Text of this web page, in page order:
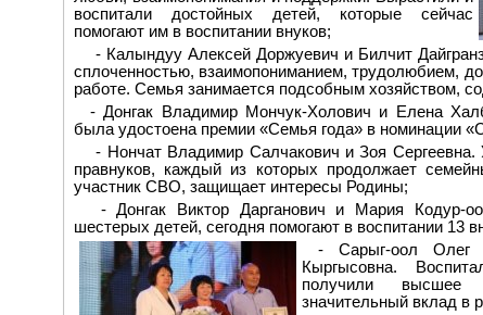
воспитали достойных детей, которые сейчас
помогают им в воспитании внуков;
- Калындуу Алексей Доржуевич и Билчит
сплоченностью, взаимопониманием, трудолюбием,
работе. Семья занимается подсобным хозяйством,
- Донгак Владимир Мончук-Холович и Елена
была удостоена премии «Семья года» в номинации
- Нончат Владимир Салчакович и Зоя
правнуков, каждый из которых продолжает
участник СВО, защищает интересы Родины;
- Донгак Виктор Дарганович и Мария Кодур-
шестерых детей, сегодня помогают в воспитании 13
- Сарыг-оол Олег
Кыргысовна.
получили высшее
значительный вклад в